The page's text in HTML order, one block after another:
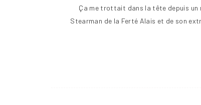
Ça me trottait dans la tête depuis un
Stearman de la Ferté Alais et de son